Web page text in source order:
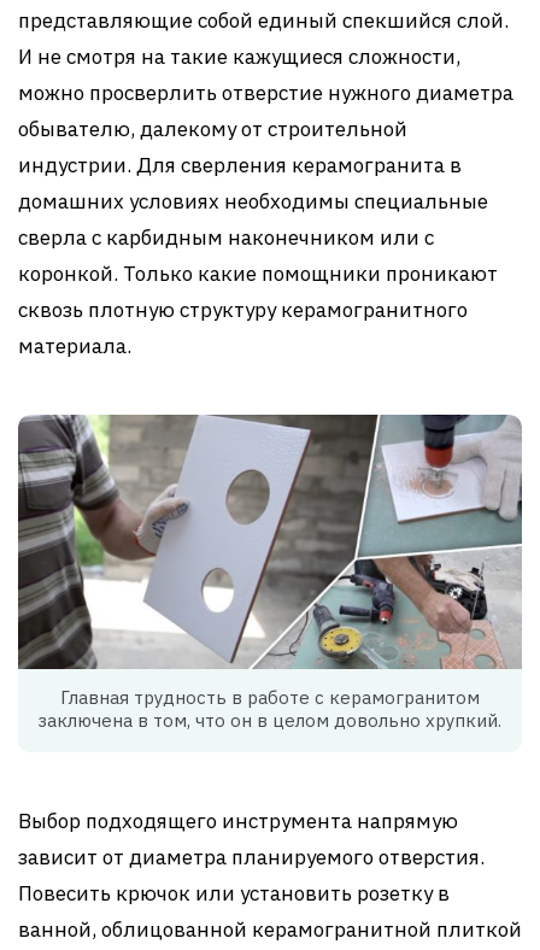
представляющие собой единый спекшийся слой.
И не смотря на такие кажущиеся сложности,
можно просверлить отверстие нужного диаметра
обывателю, далекому от строительной
индустрии. Для сверления керамогранита в
домашних условиях необходимы специальные
сверла с карбидным наконечником или с
коронкой. Только какие помощники проникают
сквозь плотную структуру керамогранитного
материала.
Главная трудность в работе с керамогранитом
заключена в том, что он в целом довольно хрупкий.
Выбор подходящего инструмента напрямую
зависит от диаметра планируемого отверстия.
Повесить крючок или установить розетку в
ванной, облицованной керамогранитной плиткой